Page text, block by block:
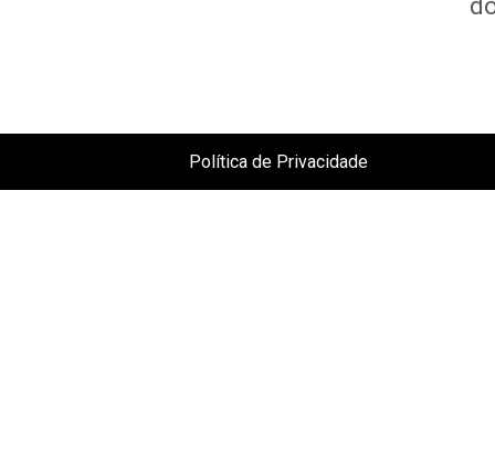
Política de Privacidade